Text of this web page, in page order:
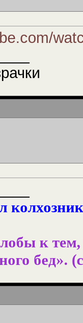
к тем,
бед».